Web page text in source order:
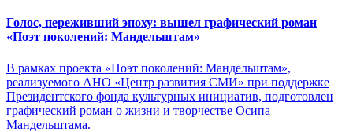
Голос, переживший эпоху: вышел графический роман
«Поэт поколений: Мандельштам»
В рамках проекта «Поэт поколений: Мандельштам»,
реализуемого АНО «Центр развития СМИ» при поддержке
Президентского фонда культурных инициатив, подготовлен
графический роман о жизни и творчестве Осипа
Мандельштама.